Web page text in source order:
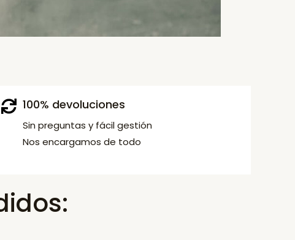
100% devoluciones
Sin preguntas y fácil gestión
Nos encargamos de todo